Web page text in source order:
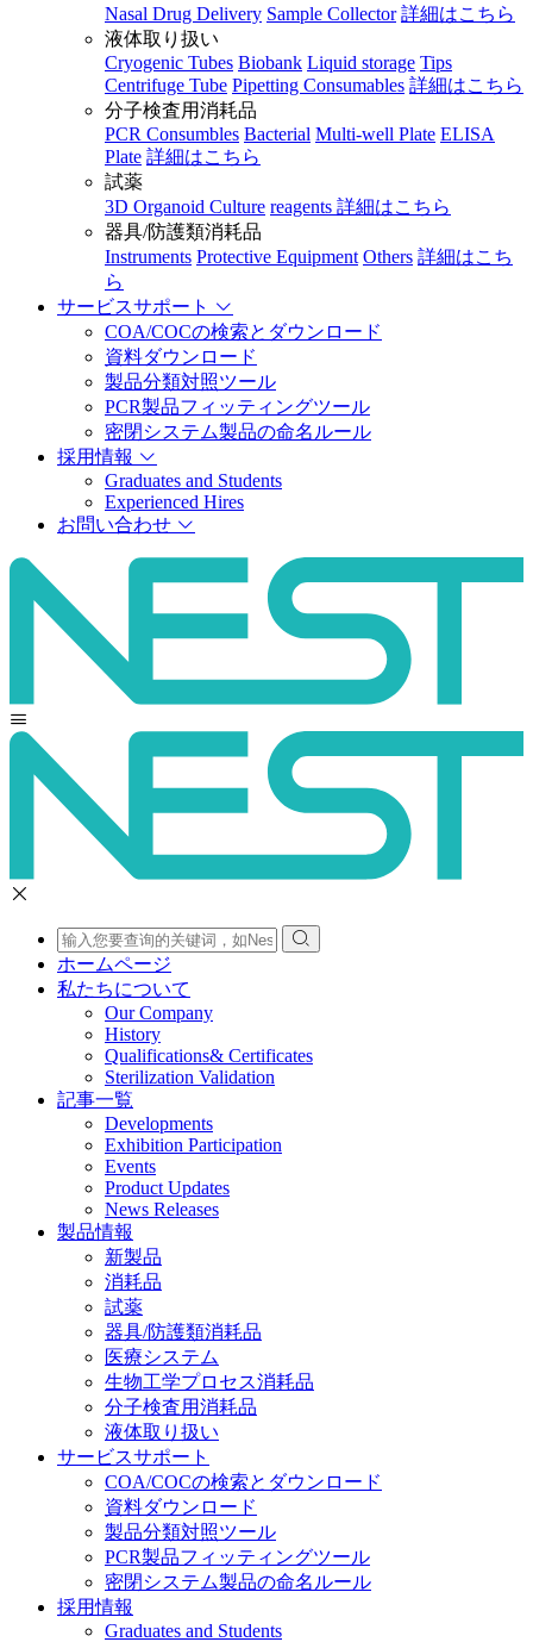
Nasal Drug Delivery Sample Collector 詳細はこちら
液体取り扱い
Cryogenic Tubes Biobank Liquid storage Tips
Centrifuge Tube Pipetting Consumables 詳細はこちら
分子検査用消耗品
PCR Consumbles Bacterial Multi-well Plate ELISA
Plate 詳細はこちら
試薬
3D Organoid Culture reagents 詳細はこちら
器具/防護類消耗品
Instruments Protective Equipment Others 詳細はこち
ら
サービスサポート
COA/COCの検索とダウンロード
資料ダウンロード
製品分類対照ツール
PCR製品フィッティングツール
密閉システム製品の命名ルール
採用情報
Graduates and Students
Experienced Hires
お問い合わせ
ホームページ
私たちについて
Our Company
History
Qualifications& Certificates
Sterilization Validation
記事一覧
Developments
Exhibition Participation
Events
Product Updates
News Releases
製品情報
新製品
消耗品
試薬
器具/防護類消耗品
医療システム
生物工学プロセス消耗品
分子検査用消耗品
液体取り扱い
サービスサポート
COA/COCの検索とダウンロード
資料ダウンロード
製品分類対照ツール
PCR製品フィッティングツール
密閉システム製品の命名ルール
採用情報
Graduates and Students